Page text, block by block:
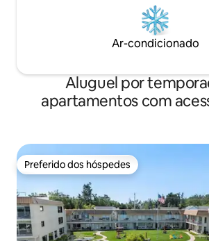
Ar-condicionado
Aluguel por
apartamentos com
Preferido dos hóspedes
Preferido dos hóspedes